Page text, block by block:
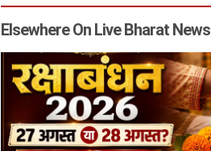
Elsewhere On Live Bharat News